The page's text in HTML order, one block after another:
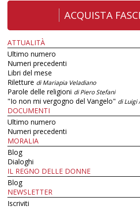
ACQUISTA
ATTUALITÀ
Ultimo numero
Numeri precedenti
Libri del mese
Riletture di Mariapia Veladiano
Parole delle religioni di Piero Stefani
"Io non mi vergogno del Vangelo" di Luigi
DOCUMENTI
Ultimo numero
Numeri precedenti
MORALIA
Blog
Dialoghi
IL REGNO DELLE DONNE
Blog
NEWSLETTER
Iscriviti